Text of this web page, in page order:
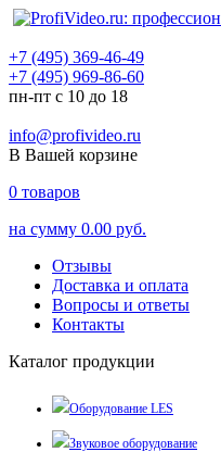
+7 (495) 369-46-49
+7 (495) 969-86-60
пн-пт с 10 до 18
info@profivideo.ru
В Вашей корзине
0 товаров
на сумму 0.00 руб.
Отзывы
Доставка и оплата
Вопросы и ответы
Контакты
Каталог продукции
Оборудование LES
Звуковое оборудование